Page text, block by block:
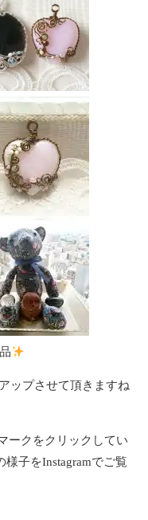
ップさせて頂きますね
ークをクリックしてい
子をInstagramでご覧